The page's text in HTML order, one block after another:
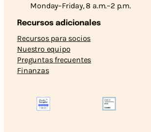
Monday–Friday, 8 a.m.–2 p.m.
Recursos adicionales
Recursos para socios
Nuestro equipo
Preguntas frecuentes
Finanzas